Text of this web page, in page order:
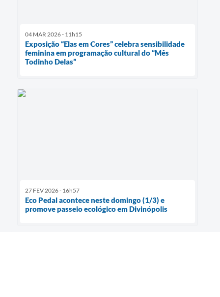
04 MAR 2026 - 11h15
Exposição “Elas em Cores” celebra sensibilidade
feminina em programação cultural do “Mês
Todinho Delas”
27 FEV 2026 - 16h57
Eco Pedal acontece neste domingo (1/3) e
promove passeio ecológico em Divinópolis